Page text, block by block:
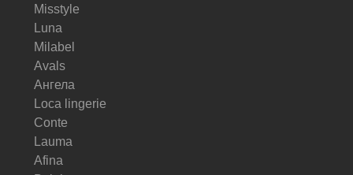
Misstyle
Luna
Milabel
Avals
Ангела
Loca lingerie
Conte
Lauma
Afina